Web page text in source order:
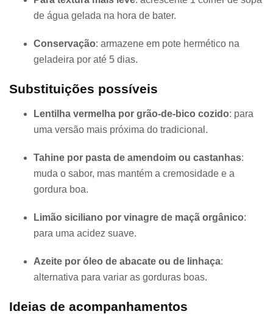
de água gelada na hora de bater.
Conservação: armazene em pote hermético na
geladeira por até 5 dias.
Substituições possíveis
Lentilha vermelha por grão-de-bico cozido: para
uma versão mais próxima do tradicional.
Tahine por pasta de amendoim ou castanhas:
muda o sabor, mas mantém a cremosidade e a
gordura boa.
Limão siciliano por vinagre de maçã orgânico:
para uma acidez suave.
Azeite por óleo de abacate ou de linhaça:
alternativa para variar as gorduras boas.
Ideias de acompanhamentos